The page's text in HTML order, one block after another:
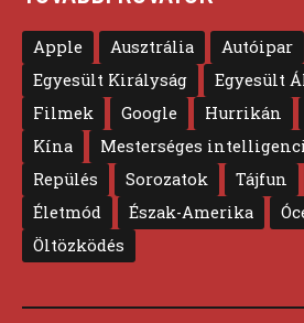
Apple Ausztrália Autóipar
Egyesült Királyság
Egyesült
Filmek
Google Hurrikán
Kína
Mesterséges
Repülés
Sorozatok Tájfun
Életmód
Észak-Amerika
Öltözködés